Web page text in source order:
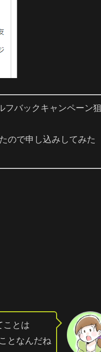
フバックキャンペーン狙
ので申し込みしてみた
ことは
となんだね